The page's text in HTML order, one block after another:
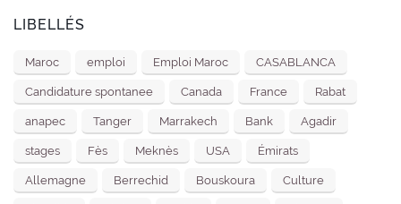
LIBELLÉS
Maroc emploi Emploi Maroc CASABLANCA
Candidature spontanee Canada France Rabat
anapec Tanger Marrakech Bank Agadir
stages Fès Meknès USA Émirats
Allemagne Berrechid Bouskoura Culture